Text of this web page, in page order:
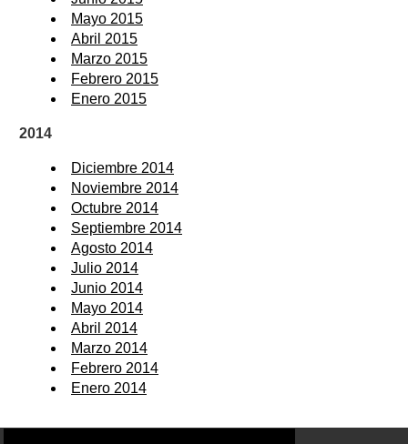
Mayo 2015
Abril 2015
Marzo 2015
Febrero 2015
Enero 2015
2014
Diciembre 2014
Noviembre 2014
Octubre 2014
Septiembre 2014
Agosto 2014
Julio 2014
Junio 2014
Mayo 2014
Abril 2014
Marzo 2014
Febrero 2014
Enero 2014